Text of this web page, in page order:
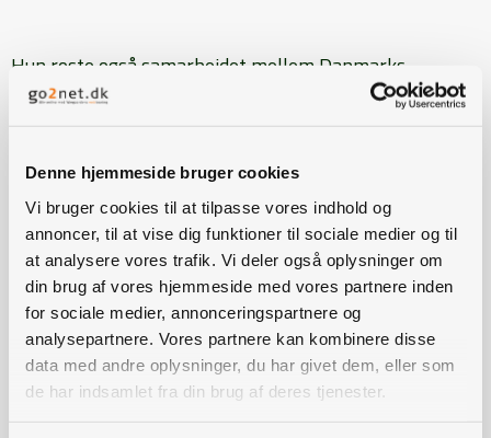
Denne hjemmeside bruger cookies
Vi bruger cookies til at tilpasse vores indhold og
annoncer, til at vise dig funktioner til sociale medier og til
at analysere vores trafik. Vi deler også oplysninger om
din brug af vores hjemmeside med vores partnere inden
for sociale medier, annonceringspartnere og
analysepartnere. Vores partnere kan kombinere disse
data med andre oplysninger, du har givet dem, eller som
de har indsamlet fra din brug af deres tjenester.
Hun roste også samarbejdet mellem Danmarks
Naturfredningsforening og L&F.
- I har en meget stærk evne til at samarbejde, og det
giver genklang, når I mødes med nogen af dem, der har
været jeres værste kritikere og nu forsøger at finde
fælles løsninger. Det er meget inspirerende med jeres
samarbejde med DN. En stor kvittering for jeres
arbejde, sagde Mette Frederiksen.
Da statsministeren begyndte at tale om kvælstof og